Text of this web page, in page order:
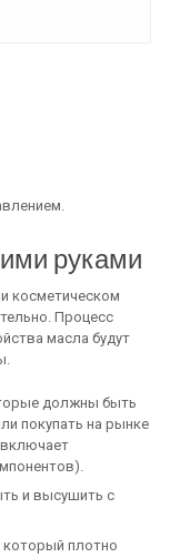
руками
косметическом
Процесс
масла будут
должны быть
покупать на рынке
включает
и высушить с
который плотно